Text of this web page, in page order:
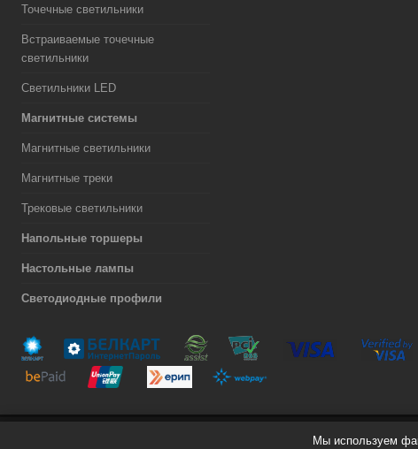
Точечные светильники
Встраиваемые точечные
светильники
Светильники LED
Магнитные системы
Магнитные светильники
Магнитные треки
Трековые светильники
Напольные торшеры
Настольные лампы
Светодиодные профили
Мы используем